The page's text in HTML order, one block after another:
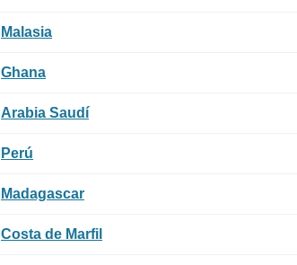
Malasia
Ghana
Arabia Saudí
Perú
Madagascar
Costa de Marfil